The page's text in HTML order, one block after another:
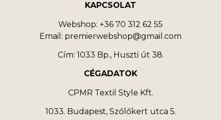
KAPCSOLAT
Webshop: +36 70 312 62 55
Email: premierwebshop@gmail.com
Cím: 1033 Bp., Huszti út 38.
CÉGADATOK
CPMR Textil Style Kft.
1033. Budapest, Szőlőkert utca 5.